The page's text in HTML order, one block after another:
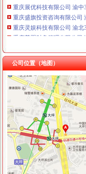
重庆盛旗投资咨询有限公司
重庆灵娱科技有限公司 渝北
重庆尊盟财务管理有限公司
重庆市冰岛科技发展有限公
重庆奕欣锦诚商贸有限公司
重庆市优研房地产营销策划
重庆伟尚科技发展有限公司
重庆奎颜尼商贸有限公司 渝
重庆尊博贸易有限公司 渝江
重庆市罗云科技有限公司 渝
重庆展优科技有限公司 渝中
重庆盛旗投资咨询有限公司
重庆灵娱科技有限公司 渝北
重庆尊盟财务管理有限公司
重庆市冰岛科技发展有限公
公司位置（地图）
杨家坪海关
重庆海关>重庆海关
重庆巨泰资产管理有限公司
【销售代表（江北）招聘】
诚聘主城送货司机（入职购
豪爵养生会所电话,地址,营
从西郊（杨家坪）到海关怎
重庆从海关到杨家坪坐什么